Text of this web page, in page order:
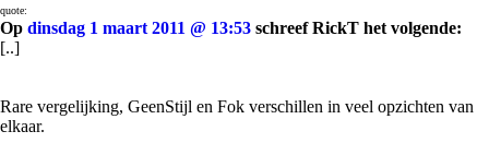
quote:
Op dinsdag 1 maart 2011 @ 13:53 schreef RickT het volgende:
[..]
Rare vergelijking, GeenStijl en Fok verschillen in veel opzichten van
elkaar.